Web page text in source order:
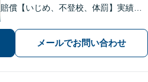
賠償【いじめ、不登校、体罰】実績豊
利な条件での慰謝料・離婚【労働問
題】ハラスメント事案の実績／裁判を
見据えて加害者・会社と交渉【土日祝
対応】
メールでお問い合わせ